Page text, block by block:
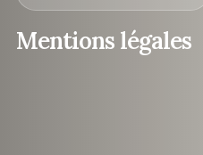
Mentions légales